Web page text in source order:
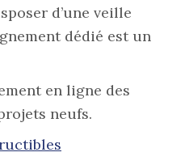
d’une veille
dédié est un
en ligne des
neufs.